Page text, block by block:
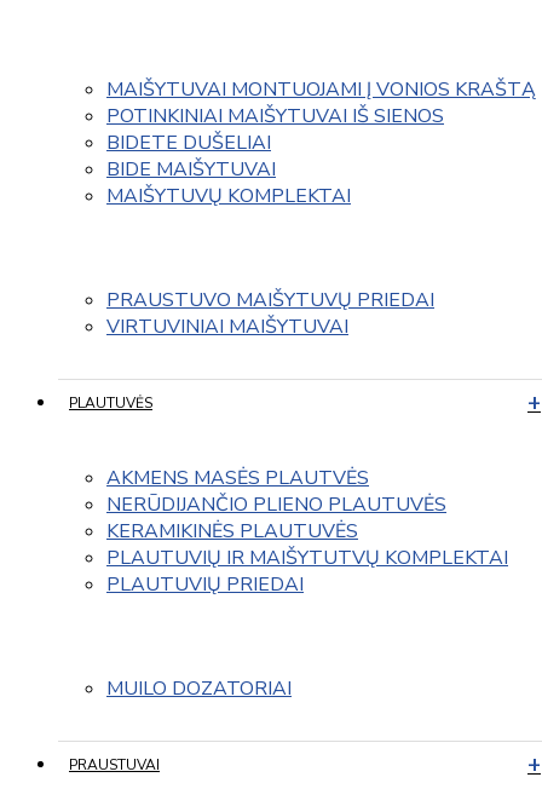
MAIŠYTUVAI MONTUOJAMI Į VONIOS KRAŠTĄ
POTINKINIAI MAIŠYTUVAI IŠ SIENOS
BIDETE DUŠELIAI
BIDE MAIŠYTUVAI
MAIŠYTUVŲ KOMPLEKTAI
PRAUSTUVO MAIŠYTUVŲ PRIEDAI
VIRTUVINIAI MAIŠYTUVAI
PLAUTUVĖS
AKMENS MASĖS PLAUTVĖS
NERŪDIJANČIO PLIENO PLAUTUVĖS
KERAMIKINĖS PLAUTUVĖS
PLAUTUVIŲ IR MAIŠYTUTVŲ KOMPLEKTAI
PLAUTUVIŲ PRIEDAI
MUILO DOZATORIAI
PRAUSTUVAI